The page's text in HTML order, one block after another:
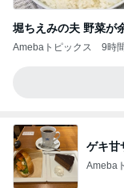
堀ちえみの夫 野菜が
Amebaトピックス 9時
ゲキ甘
Ameba